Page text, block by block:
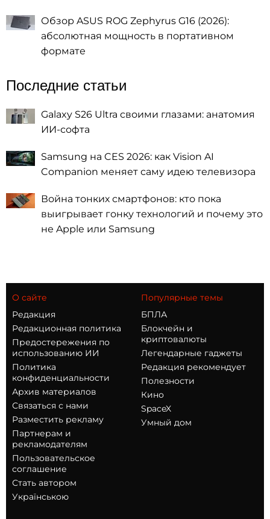
Обзор ASUS ROG Zephyrus G16 (2026):
абсолютная мощность в портативном
формате
Последние статьи
Galaxy S26 Ultra своими глазами: анатомия
ИИ-софта
Samsung на CES 2026: как Vision AI
Companion меняет саму идею телевизора
Война тонких смартфонов: кто пока
выигрывает гонку технологий и почему это
не Apple или Samsung
О сайте
Редакция
Редакционная политика
Предостережения по
использованию ИИ
Политика
конфиденциальности
Архив материалов
Связаться с нами
Разместить рекламу
Партнерам и
рекламодателям
Пользовательское
соглашение
Стать автором
Українською
Популярные темы
БПЛА
Блокчейн и
криптовалюты
Легендарные гаджеты
Редакция рекомендует
Полезности
Кино
SpaceX
Умный дом